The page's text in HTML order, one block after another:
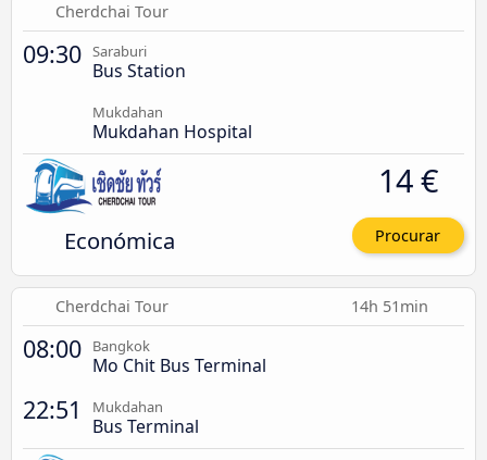
Cherdchai Tour
09:30 Saraburi
Bus Station
Mukdahan
Mukdahan Hospital
Económica
14 €
Procurar
Cherdchai Tour 14h 51min
08:00 Bangkok
Mo Chit Bus Terminal
22:51 Mukdahan
Bus Terminal